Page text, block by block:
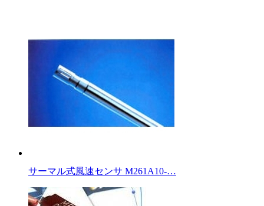
サーマル式風速センサ M261A10-…